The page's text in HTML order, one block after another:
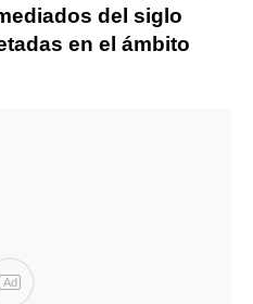
del siglo
en el ámbito
Ad